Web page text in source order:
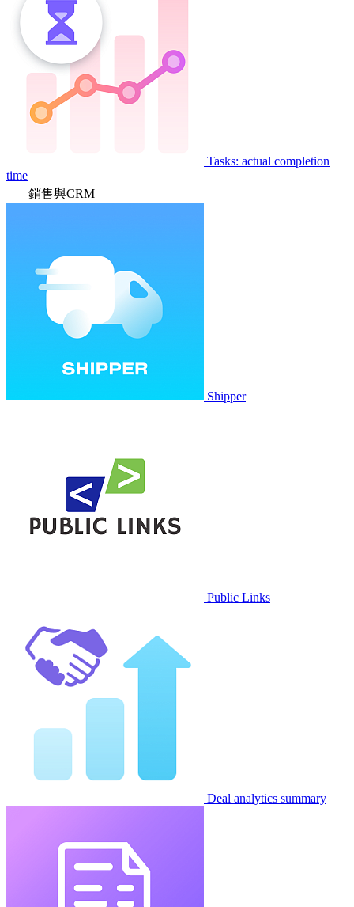
Tasks: actual completion
time
銷售與CRM
Shipper
Public Links
Deal analytics summary